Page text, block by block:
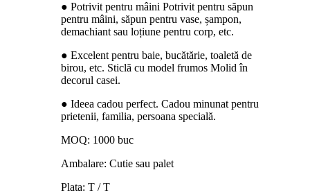
● Potrivit pentru mâini Potrivit pentru săpun
pentru mâini, săpun pentru vase, șampon,
demachiant sau loțiune pentru corp, etc.
● Excelent pentru baie, bucătărie, toaletă de
birou, etc. Sticlă cu model frumos Molid în
decorul casei.
● Ideea cadou perfect. Cadou minunat pentru
prietenii, familia, persoana specială.
MOQ: 1000 buc
Ambalare: Cutie sau palet
Plata: T / T